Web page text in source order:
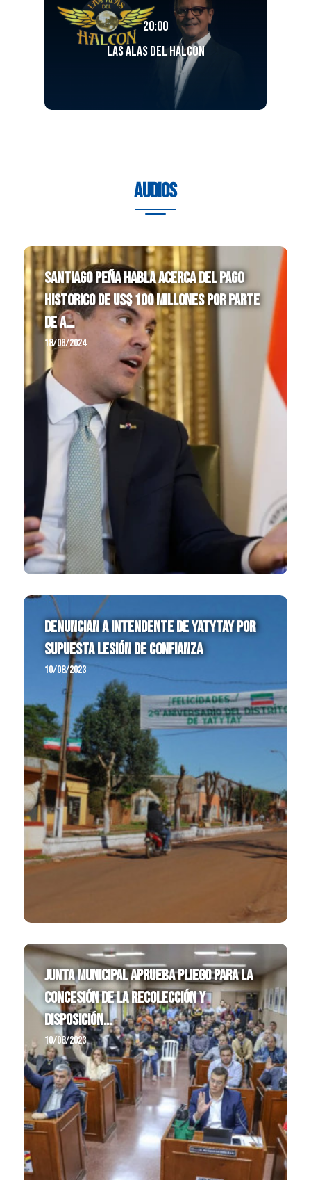
20:00
Las Alas del Halcon
Audios
Santiago Peña habla acerca del pago
historico de US$ 100 MIllones por parte
de A...
18/06/2024
Denuncian a intendente de Yatytay por
supuesta lesión de confianza
10/08/2023
JUNTA MUNICIPAL APRUEBA PLIEGO PARA LA
CONCESIÓN DE LA RECOLECCIÓN Y
DISPOSICIÓN...
10/08/2023